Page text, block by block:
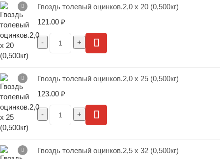
Гвоздь толевый оцинков.2,0 х 20 (0,500кг)
121.00 ₽
Гвоздь толевый оцинков.2,0 х 25 (0,500кг)
123.00 ₽
Гвоздь толевый оцинков.2,5 х 32 (0,500кг)